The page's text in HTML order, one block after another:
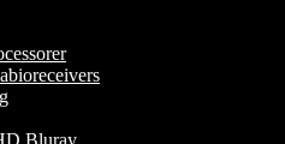
Bluray